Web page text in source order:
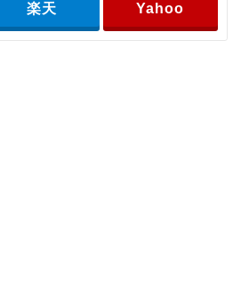
楽天 Yahoo